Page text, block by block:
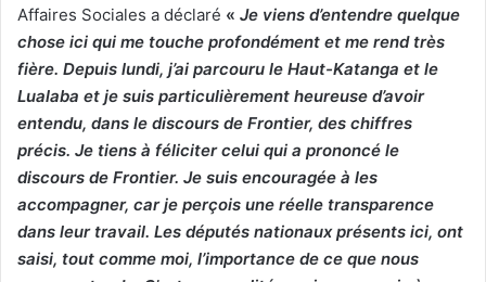
Affaires Sociales a déclaré « Je viens d’entendre quelque
chose ici qui me touche profondément et me rend très
fière. Depuis lundi, j’ai parcouru le Haut-Katanga et le
Lualaba et je suis particulièrement heureuse d’avoir
entendu, dans le discours de Frontier, des chiffres
précis. Je tiens à féliciter celui qui a prononcé le
discours de Frontier. Je suis encouragée à les
accompagner, car je perçois une réelle transparence
dans leur travail. Les députés nationaux présents ici, ont
saisi, tout comme moi, l’importance de ce que nous